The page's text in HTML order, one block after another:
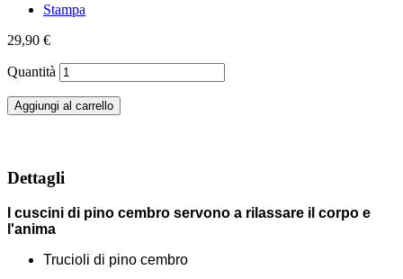
Stampa
29,90 €
Quantità
Aggiungi al carrello
Dettagli
I cuscini di pino cembro servono a rilassare il corpo e
l'anima
Trucioli di pino cembro